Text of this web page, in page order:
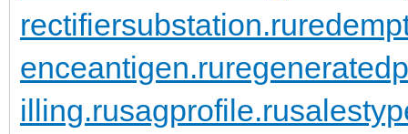
rectifiersubstation.ru
enceantigen.ru
illing.rusagprofile.ru